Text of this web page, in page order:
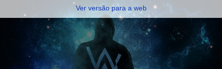
Ver versão para a web